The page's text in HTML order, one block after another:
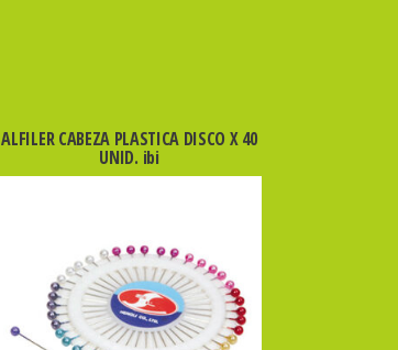
ALFILER CABEZA PLASTICA DISCO X 40
UNID. ibi